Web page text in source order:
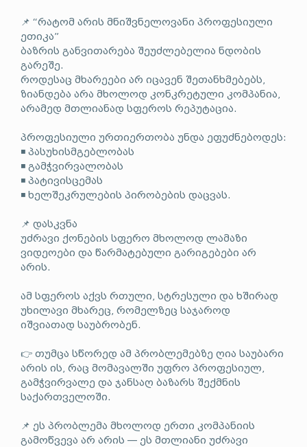
📌 “რატომ არის მნიშვნელოვანი პროფესიული
ეთიკა”
ბაზრის განვითარება შეუძლებელია ნდობის
გარეშე.
როდესაც მხარეები არ იცავენ შეთანხმებებს,
ზიანდება არა მხოლოდ კონკრეტული კომპანია,
არამედ მთლიანად სფეროს რეპუტაცია.
პროფესიული ურთიერთობა უნდა ეფუძნებოდეს:
◾ პასუხისმგებლობას
◾ გამჭვირვალობას
◾ პატივისცემას
◾ ხელშეკრულების პირობების დაცვას.
📌 დასკვნა
უძრავი ქონების სფერო მხოლოდ ლამაზი
ვიდეოები და წარმატებული გარიგებები არ
არის.
ამ სფეროს აქვს რთული, სტრესული და ხშირად
უხილავი მხარეც, რომელზეც საჯაროდ
იშვიათად საუბრობენ.
👉 თუმცა სწორედ ამ პრობლემებზე ღია საუბარი
არის ის, რაც მომავალში უფრო პროფესიულ,
გამჭვირვალე და ჯანსაღ ბაზარს შექმნის
საქართველოში.
📌 ეს პრობლემა მხოლოდ ერთი კომპანიის
გამოწვევა არ არის — ეს მთლიანი უძრავი